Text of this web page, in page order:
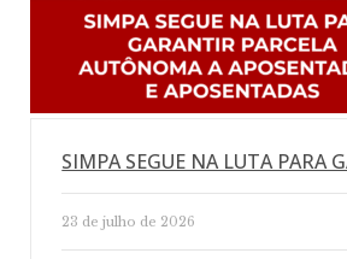
SIMPA SEGUE NA LUTA PARA
23 de julho de 2026